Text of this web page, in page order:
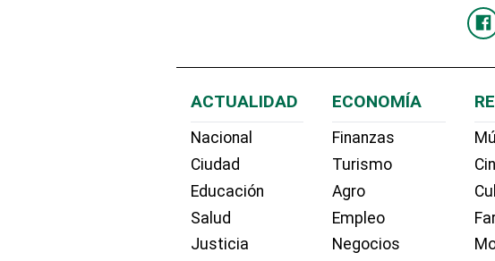
ACTUALIDAD
Nacional
Ciudad
Educación
Salud
Justicia
ECONOMÍA
Finanzas
Turismo
Agro
Empleo
Negocios